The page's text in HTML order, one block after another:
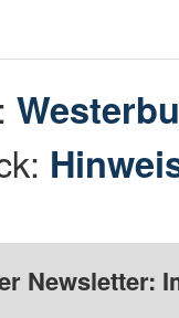
Newsletter: